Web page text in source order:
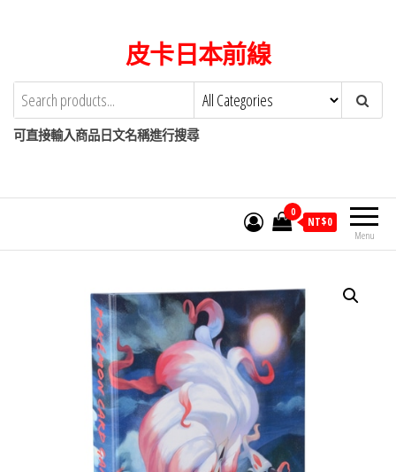
content
皮卡日本前線
可直接輸入商品日文名稱進行搜尋
Menu
0
NT$0